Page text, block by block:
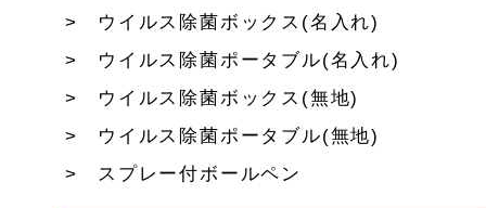
ウイルス除菌ボックス(名入れ)
ウイルス除菌ポータブル(名入れ)
ウイルス除菌ボックス(無地)
ウイルス除菌ポータブル(無地)
スプレー付ボールペン